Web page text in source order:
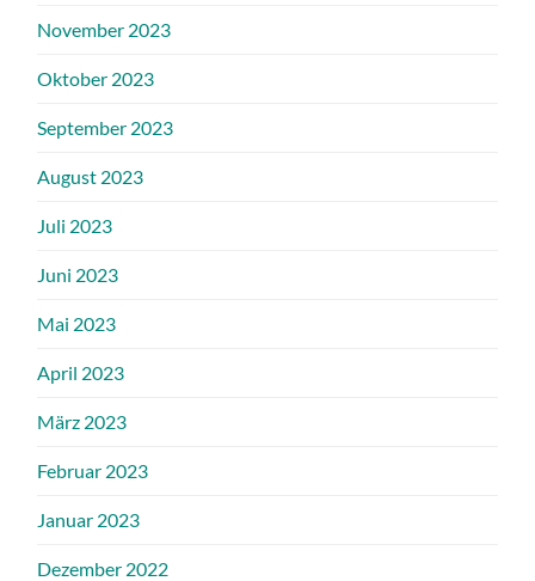
November 2023
Oktober 2023
September 2023
August 2023
Juli 2023
Juni 2023
Mai 2023
April 2023
März 2023
Februar 2023
Januar 2023
Dezember 2022